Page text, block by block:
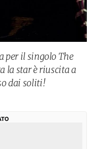
per il singolo The
la star è riuscita a
dai soliti!